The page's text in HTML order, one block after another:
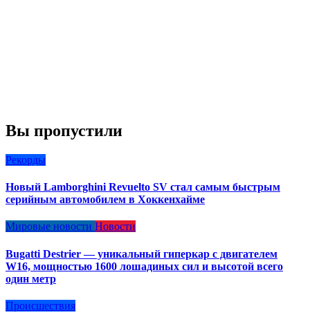
Вы пропустили
Рекорды
Новый Lamborghini Revuelto SV стал самым быстрым
серийным автомобилем в Хоккенхайме
Мировые новости Новости
Bugatti Destrier — уникальный гиперкар с двигателем
W16, мощностью 1600 лошадиных сил и высотой всего
один метр
Происшествия